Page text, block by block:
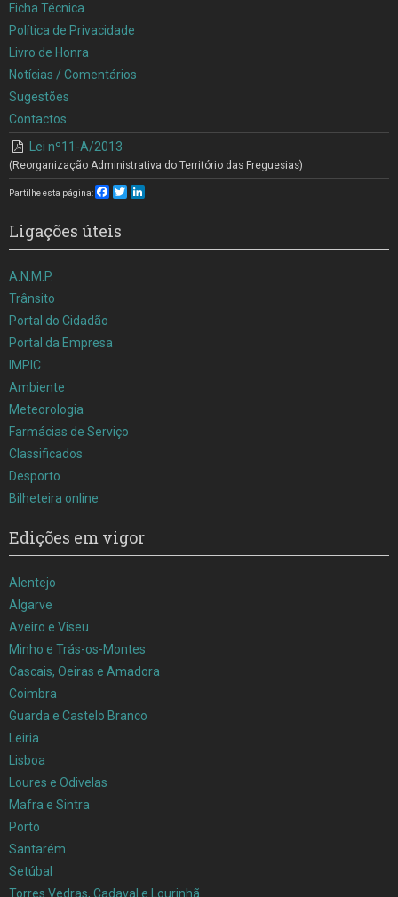
Ficha Técnica
Política de Privacidade
Livro de Honra
Notícias / Comentários
Sugestões
Contactos
Lei nº11-A/2013
(Reorganização Administrativa do Território das Freguesias)
Partilhe esta página: Facebook
Twitter
Ligações úteis
A.N.M.P.
Trânsito
Portal do Cidadão
Portal da Empresa
IMPIC
Ambiente
Meteorologia
Farmácias de Serviço
Classificados
Desporto
Bilheteira online
Edições em vigor
Alentejo
Algarve
Aveiro e Viseu
Minho e Trás-os-Montes
Cascais, Oeiras e Amadora
Coimbra
Guarda e Castelo Branco
Leiria
Lisboa
Loures e Odivelas
Mafra e Sintra
Porto
Santarém
Setúbal
Torres Vedras, Cadaval e Lourinhã